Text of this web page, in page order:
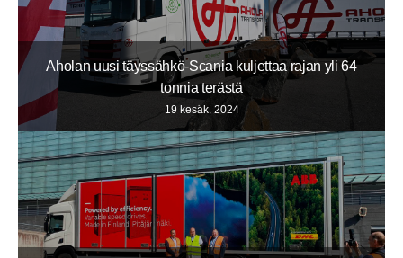
Aholan uusi täyssähkö-Scania kuljettaa rajan yli 64
tonnia terästä
19 kesäk. 2024